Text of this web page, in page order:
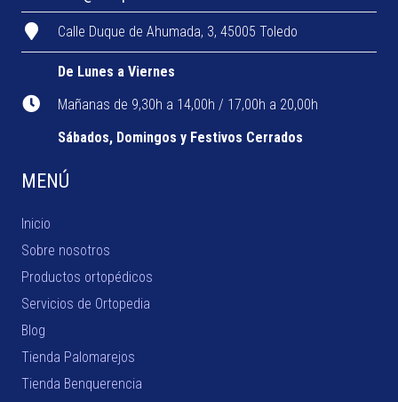
Calle Duque de Ahumada, 3, 45005 Toledo
De Lunes a Viernes
Mañanas de 9,30h a 14,00h / 17,00h a 20,00h
Sábados, Domingos y Festivos Cerrados
MENÚ
Inicio
Sobre nosotros
Productos ortopédicos
Servicios de Ortopedia
Blog
Tienda Palomarejos
Tienda Benquerencia